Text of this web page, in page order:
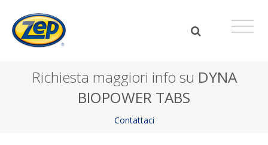
Richiesta maggiori info su DYNA
BIOPOWER TABS
Contattaci